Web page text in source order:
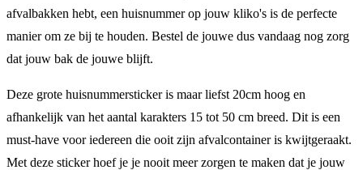
afvalbakken hebt, een huisnummer op jouw kliko's is de perfecte
manier om ze bij te houden. Bestel de jouwe dus vandaag nog zorg
dat jouw bak de jouwe blijft.
Deze grote huisnummersticker is maar liefst 20cm hoog en
afhankelijk van het aantal karakters 15 tot 50 cm breed. Dit is een
must-have voor iedereen die ooit zijn afvalcontainer is kwijtgeraakt.
Met deze sticker hoef je je nooit meer zorgen te maken dat je jouw